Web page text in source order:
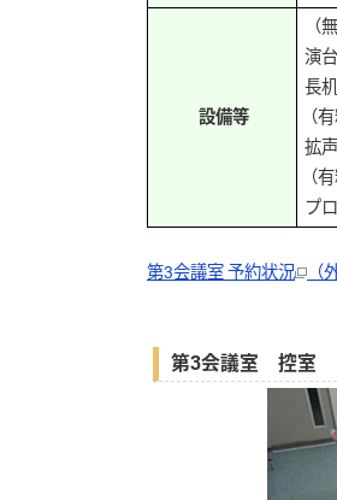
設備等
（
演
長
（
拡
（
プ
第3会議室 予約状況 （
第3会議室 控室